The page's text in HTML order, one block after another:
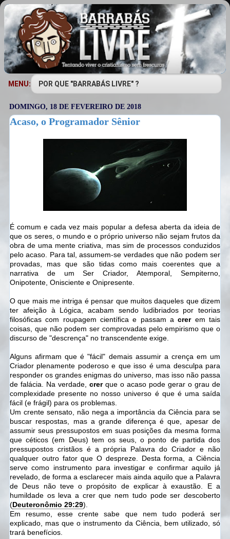
MENU:
DOMINGO, 18 DE FEVEREIRO DE 2018
Acaso, o Programador Sênior
É comum e cada vez mais popular a defesa aberta da ideia de
que os seres, o mundo e o próprio universo não sejam frutos da
obra de uma mente criativa, mas sim de processos conduzidos
pelo acaso. Para tal, assumem-se verdades que não podem ser
provadas, mas que são tidas como mais coerentes que a
narrativa de um Ser Criador, Atemporal, Sempiterno,
Onipotente, Onisciente e Onipresente.
O que mais me intriga é pensar que muitos daqueles que dizem
ter afeição à Lógica, acabam sendo ludibriados por teorias
filosóficas com roupagem científica e passam acrer em tais
coisas, que não podem ser comprovadas pelo empirismo que o
discurso de "descrença" no transcendente exige.
Alguns afirmam que é "fácil" demais assumir a crença em um
Criador plenamente poderoso e que isso é uma desculpa para
responder os grandes enigmas do universo, mas isso não passa
de falácia. Na verdade, crerque o acaso pode gerar o grau de
complexidade presente no nosso universo é que é uma saída
fácil (e frágil) para os problemas.
Um crente sensato, não nega a importância da Ciência para se
buscar respostas, mas a grande diferença é que, apesar de
assumir seus pressupostos em suas posições da mesma forma
quecéticos (em Deus) tem os seus,o ponto de partida dos
pressupostos cristãos é a própria Palavra do Criador e não
qualquer outro fator que O despreze. Desta forma, a Ciência
serve como instrumento para investigar e confirmar aquilo já
revelado, de forma a esclarecer mais ainda aquilo que a Palavra
de Deus não teve o propósito de explicar à exaustão. E a
humildade os leva a crer que nem tudo pode ser descoberto
(Deuteronômio 29:29).
Em resumo, esse crente sabe que nem tudo poderá ser
explicado, mas que o instrumento da Ciência, bem utilizado, só
trará benefícios.